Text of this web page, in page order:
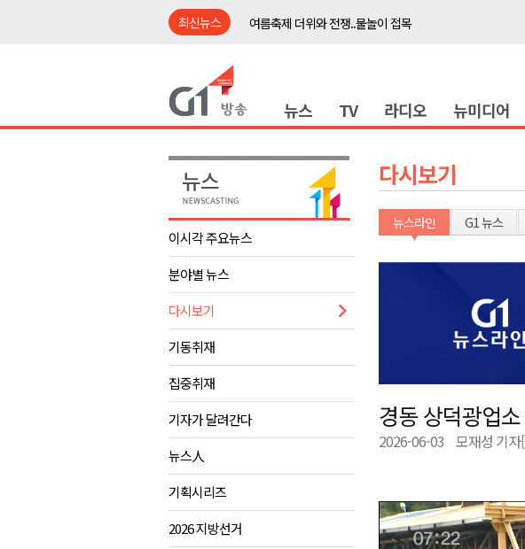
최신뉴스
여름축제 더위와 전쟁..물놀이 접목
검찰청 폐지..해결 과제 산적
영월군, 국·도비 확보 보고회 개최
삼척 공공산후조리원 이전 시급
강원자치도교육청 교감급 이상 387명 인사
여름축제 더위와 전쟁..물놀이 접목
강원도, 최휘영 문체부장관과 정책간담회
이광재 국회 예결위원장, 강릉시 초청 특별 강연
육동한 시장, 국제스케이트장 춘천 유치 건의
영월군, 국·도비 확보 보고회 개최
삼척 공공산후조리원 이전 시급
강원자치도교육청 교감급 이상 387명 인사
뉴스 TV 라디오 뉴미디어
이시각 주요뉴스
분야별 뉴스
다시보기
기동취재
집중취재
기자가 달려간다
뉴스人
기획시리즈
2026 지방선거
다시보기
뉴스라인 G1 뉴스
경동 상덕광업
2026-06-03 모재성 기